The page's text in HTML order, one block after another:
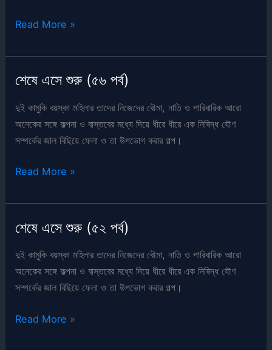
ছেলে
বিধবা
মায়ের
যৌনতা
–
৪র্থ
পর্ব
Read More »
শেষে এসে শুরু (৫৬ পর্ব)
দুই কামুকি বয়স্কা মহিলার তাদের নিজেদের বৌমা, নাতি ও পারিবারিক আরো
অনেকের সঙ্গে কল্পনা ও বাস্তবের মধ্যে দিয়ে ধীরে ধীরে এক নিষিদ্ধ যৌণ
সম্পর্কের জাল বিছিয়ে ফেলা ও তা উপভোগ করার গল্প।
শেষে
শুরু
(৫৬
পর্ব)
Read More »
শেষে এসে শুরু (৫২ পর্ব)
দুই কামুকি বয়স্কা মহিলার তাদের নিজেদের বৌমা, নাতি ও পারিবারিক আরো
অনেকের সঙ্গে কল্পনা ও বাস্তবের মধ্যে দিয়ে ধীরে ধীরে এক নিষিদ্ধ যৌণ
সম্পর্কের জাল বিছিয়ে ফেলা ও তা উপভোগ করার গল্প।
শেষে
Read More »